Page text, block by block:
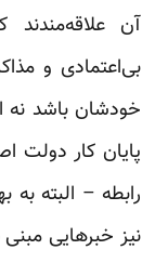
آن
بی‌اعتمادی و
خودشان باشد نه
پایان کار دولت
رابطه – البته
نیز خبرهایی